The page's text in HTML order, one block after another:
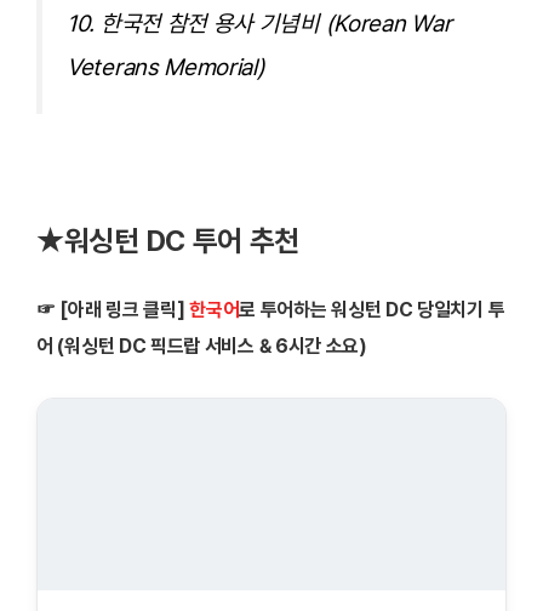
10. 한국전 참전 용사 기념비 (Korean War
Veterans Memorial)
★워싱턴 DC 투어 추천
☞ [아래 링크 클릭]한국어로 투어하는 워싱턴 DC 당일치기 투
어 (워싱턴 DC 픽드랍 서비스 & 6시간 소요)